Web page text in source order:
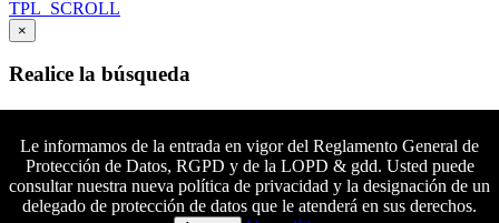
TPL_SCROLL
×
Realice la búsqueda
Buscar
Síguenos en Facebook
Síguenos en Twitter
Síguenos en YouTubeColaboradores principales
Le informamos de la entrada en vigor del Reglamento General de
Protección de Datos, RGPD y de la LOPD & gdd. Usted puede
consultar nuestra nueva política de privacidad y la designación de un
delegado de protección de datos que le atenderá en sus derechos.